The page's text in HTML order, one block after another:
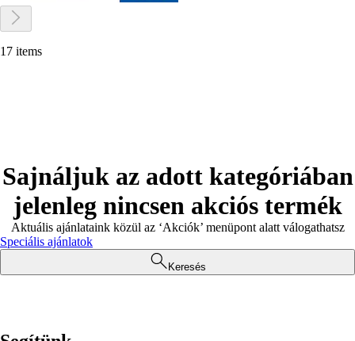
17 items
Sajnáljuk az adott kategóriában
jelenleg nincsen akciós termék
Aktuális ajánlataink közül az ‘Akciók’ menüpont alatt válogathatsz
Speciális ajánlatok
Keresés